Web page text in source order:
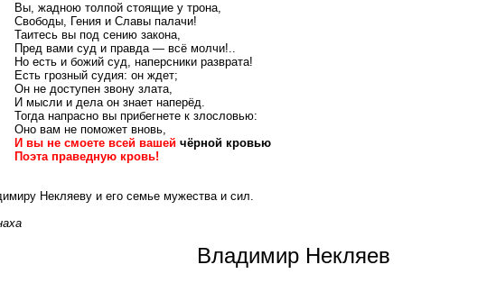
Вы, жадною толпой стоящие у трона,
Свободы, Гения и Славы палачи!
Таитесь вы под сению закона,
Пред вами суд и правда — всё молчи!..
Но есть и божий суд, наперсники разврата!
Есть грозный судия: он ждет;
Он не доступен звону злата,
И мысли и дела он знает наперёд.
Тогда напрасно вы прибегнете к злословью:
Оно вам не поможет вновь,
И вы не смоете всей вашей чёрной кровью
Поэта праведную кровь!
Некляеву и его семье мужества и сил.
Владимир Некляев